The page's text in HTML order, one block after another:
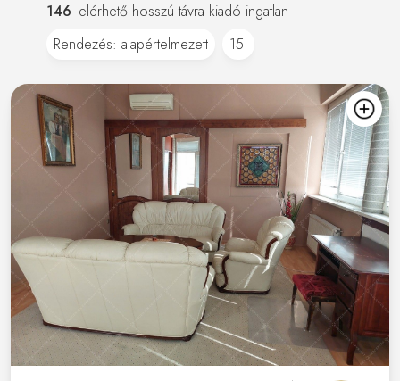
146 elérhető hosszú távra kiadó ingatlan